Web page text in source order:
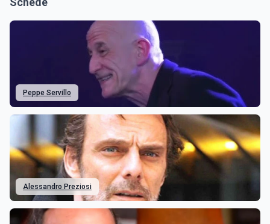
Peppe Servillo
Alessandro Preziosi